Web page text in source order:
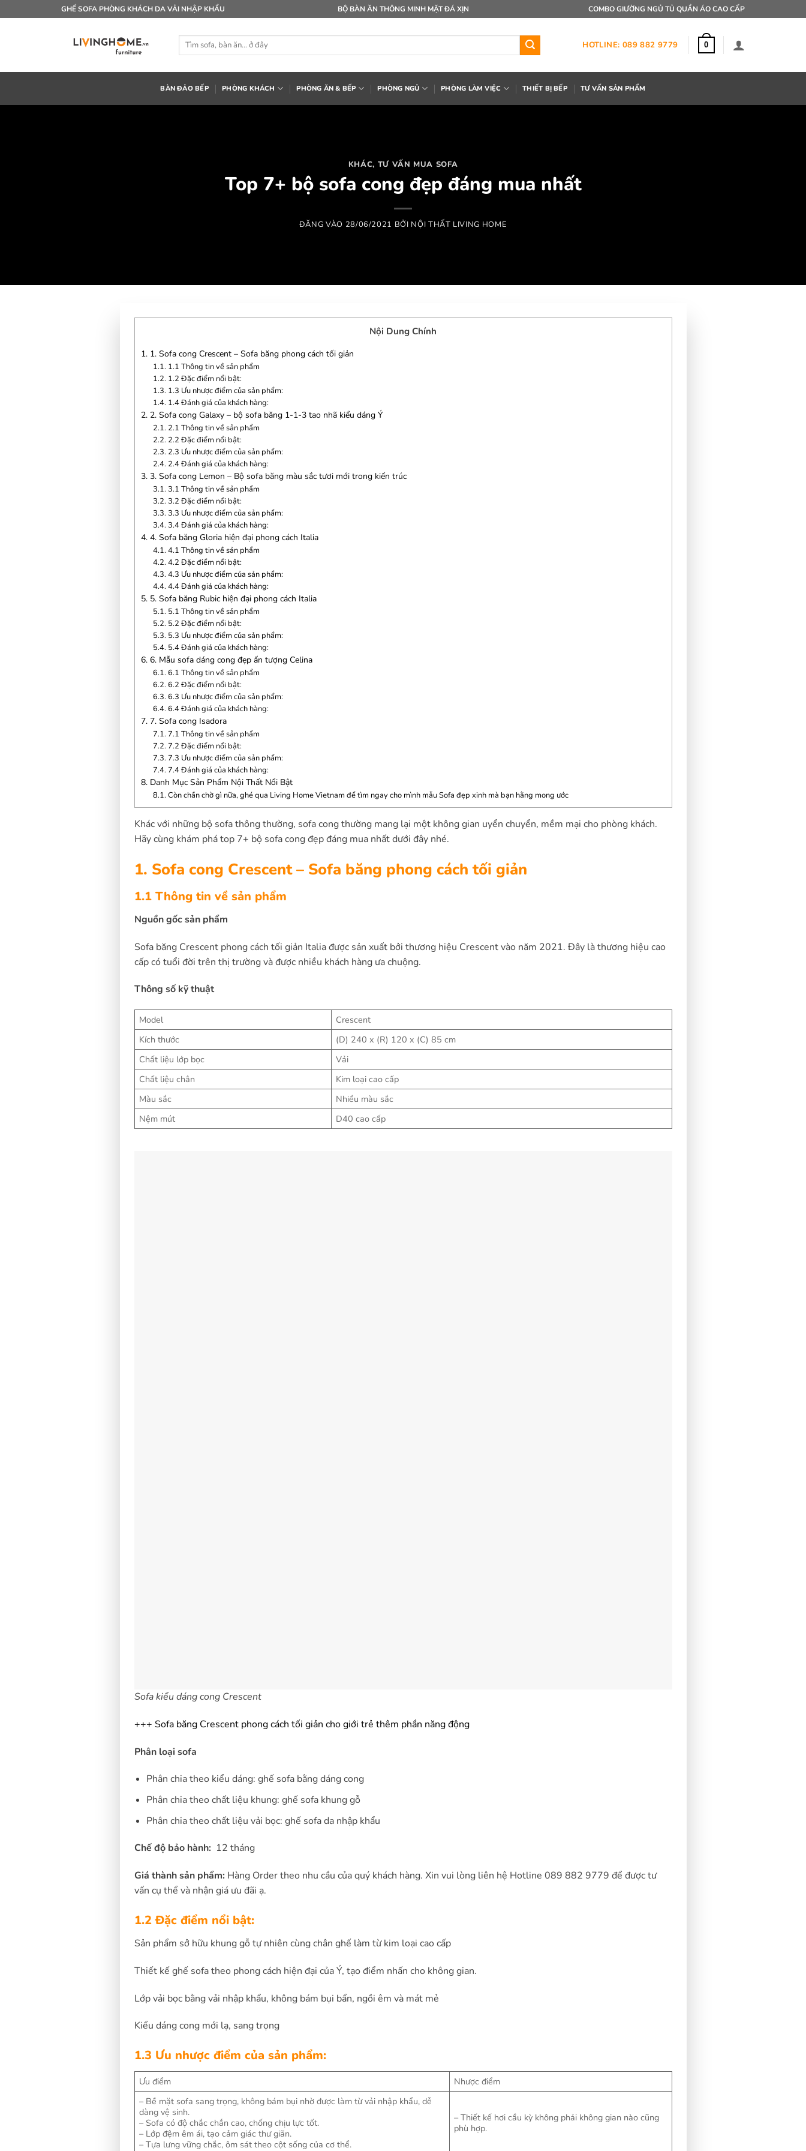
qua
GHẾ SOFA PHÒNG KHÁCH DA VẢI NHẬP KHẨU BỘ BÀN ĂN THÔNG MINH MẶT ĐÁ XỊN COMBO GIƯỜNG NGỦ TỦ QUẦN ÁO CAO CẤP
Tìm
HOTLINE: 089 882 9779 0
BÀN ĐẢO BẾP PHÒNG KHÁCH PHÒNG ĂN & BẾP PHÒNG NGỦ PHÒNG LÀM VIỆC THIẾT BỊ BẾP TƯ VẤN SẢN PHẨM
KHÁC, TƯ VẤN MUA SOFA
Top 7+ bộ sofa cong đẹp đáng mua nhất
ĐĂNG VÀO 28/06/2021 BỞI NỘI THẤT LIVING HOME
Nội Dung Chính
1.1. Sofa cong Crescent – Sofa băng phong cách tối giản
1.1. 1.1 Thông tin về sản phẩm
1.2. 1.2 Đặc điểm nổi bật:
1.3. 1.3 Ưu nhược điểm của sản phẩm:
1.4. 1.4 Đánh giá của khách hàng:
2.2. Sofa cong Galaxy – bộ sofa băng 1-1-3 tao nhã kiểu dáng Ý
2.1. 2.1 Thông tin về sản phẩm
2.2. 2.2 Đặc điểm nổi bật:
2.3. 2.3 Ưu nhược điểm của sản phẩm:
2.4. 2.4 Đánh giá của khách hàng:
3.3. Sofa cong Lemon – Bộ sofa băng màu sắc tươi mới trong kiến trúc
3.1. 3.1 Thông tin về sản phẩm
3.2. 3.2 Đặc điểm nổi bật:
3.3. 3.3 Ưu nhược điểm của sản phẩm:
3.4. 3.4 Đánh giá của khách hàng:
4.4. Sofa băng Gloria hiện đại phong cách Italia
4.1. 4.1 Thông tin về sản phẩm
4.2. 4.2 Đặc điểm nổi bật:
4.3. 4.3 Ưu nhược điểm của sản phẩm:
4.4. 4.4 Đánh giá của khách hàng:
5.5. Sofa băng Rubic hiện đại phong cách Italia
5.1. 5.1 Thông tin về sản phẩm
5.2. 5.2 Đặc điểm nổi bật:
5.3. 5.3 Ưu nhược điểm của sản phẩm:
5.4. 5.4 Đánh giá của khách hàng:
6.6. Mẫu sofa dáng cong đẹp ấn tượng Celina
6.1. 6.1 Thông tin về sản phẩm
6.2. 6.2 Đặc điểm nổi bật:
6.3. 6.3 Ưu nhược điểm của sản phẩm:
6.4. 6.4 Đánh giá của khách hàng:
7.7. Sofa cong Isadora
7.1. 7.1 Thông tin về sản phẩm
7.2. 7.2 Đặc điểm nổi bật:
7.3. 7.3 Ưu nhược điểm của sản phẩm:
7.4. 7.4 Đánh giá của khách hàng:
8.Danh Mục Sản Phẩm Nội Thất Nổi Bật
8.1. Còn chần chờ gì nữa, ghé qua Living Home Vietnam để tìm ngay cho mình mẫu Sofa đẹp xinh mà bạn hằng mong ước
Khác với những bộ sofa thông thường, sofa cong thường mang lại một không gian uyển chuyển, mềm mại cho phòng khách.
Hãy cùng khám phá top 7+ bộ sofa cong đẹp đáng mua nhất dưới đây nhé.
1. Sofa cong Crescent – Sofa băng phong cách tối giản
1.1 Thông tin về sản phẩm
Nguồn gốc sản phẩm
Sofa băng Crescent phong cách tối giản Italia được sản xuất bởi thương hiệu Crescent vào năm 2021. Đây là thương hiệu cao
cấp có tuổi đời trên thị trường và được nhiều khách hàng ưa chuộng.
Thông số kỹ thuật
Model
Crescent
Kích thước
(D) 240 x (R) 120 x (C) 85 cm
Chất liệu lớp bọc
Vải
Chất liệu chân
Kim loại cao cấp
Màu sắc
Nhiều màu sắc
Nệm mút
D40 cao cấp
Sofa kiểu dáng cong Crescent
+++ Sofa băng Crescent phong cách tối giản cho giới trẻ thêm phần năng động
Phân loại sofa
Phân chia theo kiểu dáng: ghế sofa bằng dáng cong
Phân chia theo chất liệu khung: ghế sofa khung gỗ
Phân chia theo chất liệu vải bọc: ghế sofa da nhập khẩu
Chế độ bảo hành: 12 tháng
Giá thành sản phẩm: Hàng Order theo nhu cầu của quý khách hàng. Xin vui lòng liên hệ Hotline 089 882 9779 để được tư
vấn cụ thể và nhận giá ưu đãi ạ.
1.2 Đặc điểm nổi bật:
Sản phẩm sở hữu khung gỗ tự nhiên cùng chân ghế làm từ kim loại cao cấp
Thiết kế ghế sofa theo phong cách hiện đại của Ý, tạo điểm nhấn cho không gian.
Lớp vải bọc bằng vải nhập khẩu, không bám bụi bẩn, ngồi êm và mát mẻ
Kiểu dáng cong mới lạ, sang trọng
1.3 Ưu nhược điểm của sản phẩm:
Ưu điểm
Nhược điểm
– Bề mặt sofa sang trọng, không bám bụi nhờ được làm từ vải nhập khẩu, dễ
dàng vệ sinh.
– Sofa có độ chắc chắn cao, chống chịu lực tốt.
– Lớp đệm êm ái, tạo cảm giác thư giãn.
– Tựa lưng vững chắc, ôm sát theo cột sống của cơ thể.
– Thiết kế hơi cầu kỳ không phải không gian nào cũng
phù hợp.